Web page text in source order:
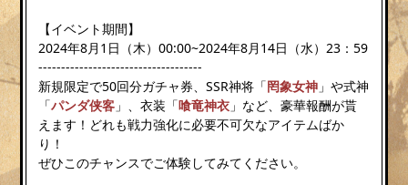
【イベント期間】
2024年8月1日（木）00:00~2024年8月14日（水）23：59
------------------------------------
新規限定で50回分ガチャ券、SSR神将「罔象女神 」や式神
「パンダ侠客 」、衣装「喰竜神衣 」など、豪華報酬が貰
えます！どれも戦力強化に必要不可欠なアイテムばか
り！
ぜひこのチャンスでご体験してみてください。